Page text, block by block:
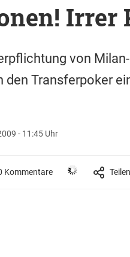
Irrer
von
den Transferpoker
- 11:45 Uhr
Kommentare Teilen